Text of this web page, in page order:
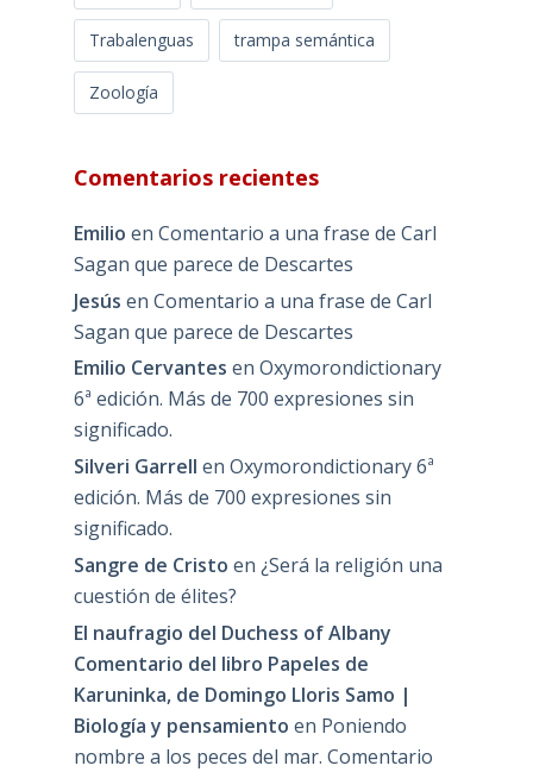
Trabalenguas trampa semántica
Zoología
Comentarios recientes
Emilio en Comentario a una frase de Carl
Sagan que parece de Descartes
Jesús en Comentario a una frase de Carl
Sagan que parece de Descartes
Emilio Cervantes en Oxymorondictionary
6ª edición. Más de 700 expresiones sin
significado.
Silveri Garrell en Oxymorondictionary 6ª
edición. Más de 700 expresiones sin
significado.
Sangre de Cristo en ¿Será la religión una
cuestión de élites?
El naufragio del Duchess of Albany
Comentario del libro Papeles de
Karuninka, de Domingo Lloris Samo |
Biología y pensamiento en Poniendo
nombre a los peces del mar. Comentario